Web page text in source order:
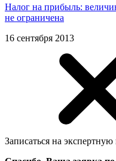
Налог на прибыль:
не ограничена
16 сентября 2013
Записаться на экспертную